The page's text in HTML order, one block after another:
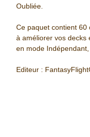
Oubliée.
Ce paquet contient 60
à améliorer vos decks
en mode
Editeur :